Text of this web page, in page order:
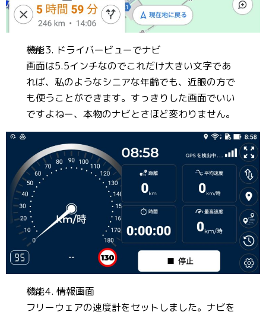
機能3. ドライバービューでナビ
画面は5.5インチなのでこれだけ大きい文字であ
れば、私のようなシニアな年齢でも、近眼の方で
も使うことができます。すっきりした画面でいい
ですよねー、本物のナビとさほど変わりません。
機能4. 情報画面
フリーウェアの速度計をセットしました。ナビを